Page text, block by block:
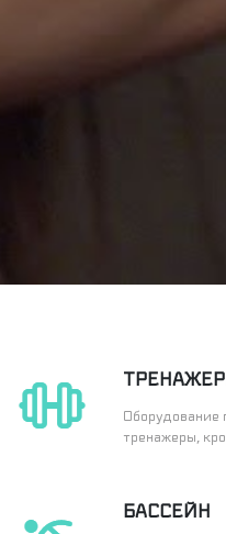
Оборудование
тренажеры,
БАССЕЙН